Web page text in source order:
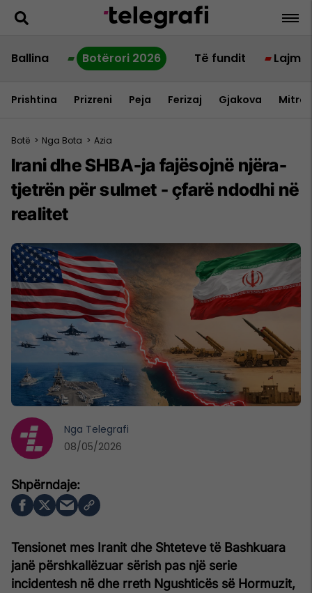
Ballina Botërori 2026 Të fundit Lajme
Prishtina Prizreni Peja Ferizaj Gjakova
Botë > Nga Bota > Azia
Irani dhe SHBA-ja fajësojnë njëra-
tjetrën për sulmet - çfarë ndodhi në
realitet
Tensionet mes Iranit dhe Shteteve të Bashkuara
janë përshkallëzuar sërish pas një serie
incidentesh në dhe rreth Ngushticës së Hormuzit,
Nga Telegrafi
08/05/2026